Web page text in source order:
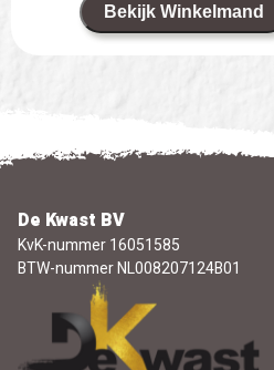
Bekijk Winkelmand
De Kwast BV
KvK-nummer 16051585
BTW-nummer NL008207124B01